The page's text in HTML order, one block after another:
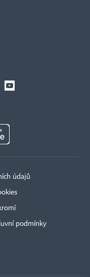
údajů
podmínky